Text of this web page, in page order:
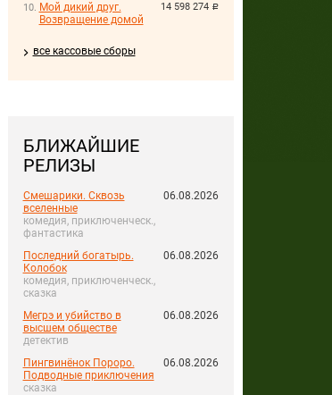
14 598 274 руб.
Мой дикий друг.
Возвращение домой
все кассовые сборы
БЛИЖАЙШИЕ
РЕЛИЗЫ
Смешарики. Сквозь
вселенные
комедия, приключенческ.,
фантастика
06.08.2026
Последний богатырь.
Колобок
комедия, приключенческ.,
сказка
06.08.2026
Мегрэ и убийство в
высшем обществе
детектив
06.08.2026
Пингвинёнок Пороро.
Подводные приключения
сказка
06.08.2026